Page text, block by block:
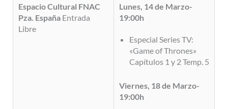
Espacio Cultural FNAC
Pza. España Entrada
Libre
Lunes, 14 de Marzo-
19:00h
Especial Series TV:
«Game of Thrones»
Capítulos 1 y 2 Temp. 5
Viernes, 18 de Marzo-
19:00h